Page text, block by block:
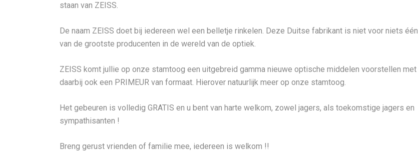
staan van ZEISS.
De naam ZEISS doet bij iedereen wel een belletje rinkelen. Deze Duitse fabrikant is niet voor niets één
van de grootste producenten in de wereld van de optiek.
ZEISS komt jullie op onze stamtoog een uitgebreid gamma nieuwe optische middelen voorstellen met
daarbij ook een PRIMEUR van formaat. Hierover natuurlijk meer op onze stamtoog.
Het gebeuren is volledig GRATIS en u bent van harte welkom, zowel jagers, als toekomstige jagers en
sympathisanten !
Breng gerust vrienden of familie mee, iedereen is welkom !!